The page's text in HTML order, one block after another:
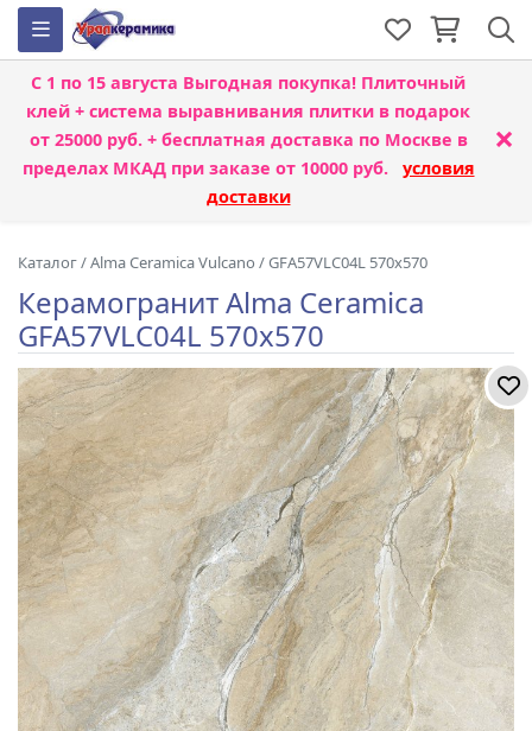
С 1 по 15 августа Выгодная покупка! Плиточный
клей + система выравнивания плитки в подарок
от 25000 руб. + бесплатная доставка по Москве в
пределах МКАД при заказе от 10000 руб. условия
доставки
×
Каталог/Alma Ceramica Vulcano /GFA57VLC04L 570x570
Керамогранит Alma Ceramica
GFA57VLC04L 570x570